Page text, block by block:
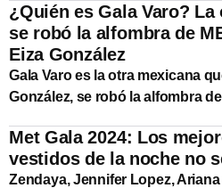
¿Quién es Gala Varo?
se robó la alfombra de
Eiza González
Gala Varo es la otra mexicana
González, se robó la alfombra
Met Gala 2024: Los
vestidos de la noche no
Zendaya, Jennifer Lopez,